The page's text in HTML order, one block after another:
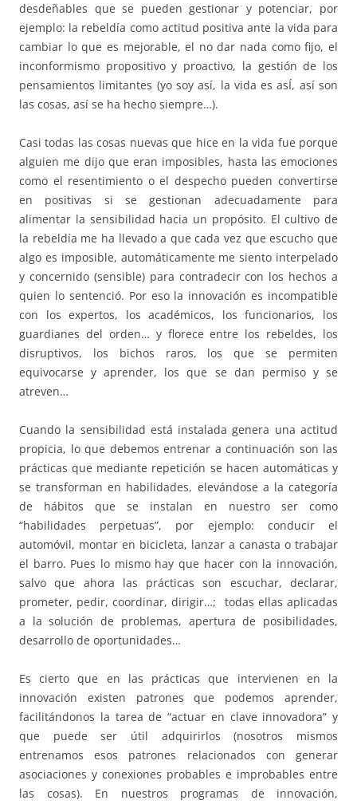
desdeñables que se pueden gestionar y potenciar, por
ejemplo: la rebeldía como actitud positiva ante la vida para
cambiar lo que es mejorable, el no dar nada como fijo, el
inconformismo propositivo y proactivo, la gestión de los
pensamientos limitantes (yo soy así, la vida es asÍ, así son
las cosas, así se ha hecho siempre…).
Casi todas las cosas nuevas que hice en la vida fue porque
alguien me dijo que eran imposibles, hasta las emociones
como el resentimiento o el despecho pueden convertirse
en positivas si se gestionan adecuadamente para
alimentar la sensibilidad hacia un propósito. El cultivo de
la rebeldía me ha llevado a que cada vez que escucho que
algo es imposible, automáticamente me siento interpelado
y concernido (sensible) para contradecir con los hechos a
quien lo sentenció. Por eso la innovación es incompatible
con los expertos, los académicos, los funcionarios, los
guardianes del orden… y florece entre los rebeldes, los
disruptivos, los bichos raros, los que se permiten
equivocarse y aprender, los que se dan permiso y se
atreven…
Cuando la sensibilidad está instalada genera una actitud
propicia, lo que debemos entrenar a continuación son las
prácticas que mediante repetición se hacen automáticas y
se transforman en habilidades, elevándose a la categoría
de hábitos que se instalan en nuestro ser como
“habilidades perpetuas”, por ejemplo: conducir el
automóvil, montar en bicicleta, lanzar a canasta o trabajar
el barro. Pues lo mismo hay que hacer con la innovación,
salvo que ahora las prácticas son escuchar, declarar,
prometer, pedir, coordinar, dirigir…; todas ellas aplicadas
a la solución de problemas, apertura de posibilidades,
desarrollo de oportunidades…
Es cierto que en las prácticas que intervienen en la
innovación existen patrones que podemos aprender,
facilitándonos la tarea de “actuar en clave innovadora” y
que puede ser útil adquirirlos (nosotros mismos
entrenamos esos patrones relacionados con generar
asociaciones y conexiones probables e improbables entre
las cosas). En nuestros programas de innovación,